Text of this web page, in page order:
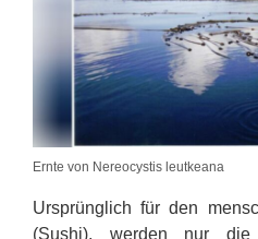
Ernte von Nereocystis leutkeana
Ursprünglich für den
(Sushi), werden nur die